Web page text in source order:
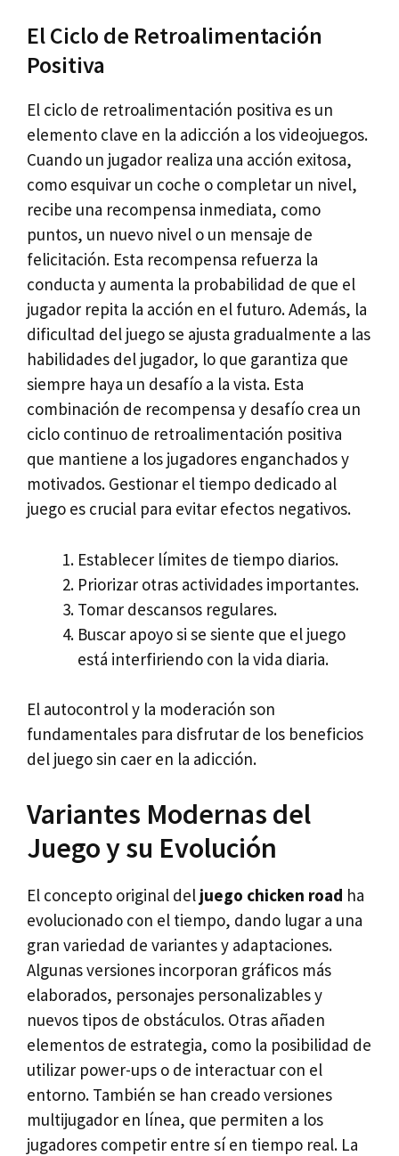
El Ciclo de Retroalimentación
Positiva
El ciclo de retroalimentación positiva es un
elemento clave en la adicción a los videojuegos.
Cuando un jugador realiza una acción exitosa,
como esquivar un coche o completar un nivel,
recibe una recompensa inmediata, como
puntos, un nuevo nivel o un mensaje de
felicitación. Esta recompensa refuerza la
conducta y aumenta la probabilidad de que el
jugador repita la acción en el futuro. Además, la
dificultad del juego se ajusta gradualmente a las
habilidades del jugador, lo que garantiza que
siempre haya un desafío a la vista. Esta
combinación de recompensa y desafío crea un
ciclo continuo de retroalimentación positiva
que mantiene a los jugadores enganchados y
motivados. Gestionar el tiempo dedicado al
juego es crucial para evitar efectos negativos.
Establecer límites de tiempo diarios.
Priorizar otras actividades importantes.
Tomar descansos regulares.
Buscar apoyo si se siente que el juego
está interfiriendo con la vida diaria.
El autocontrol y la moderación son
fundamentales para disfrutar de los beneficios
del juego sin caer en la adicción.
Variantes Modernas del
Juego y su Evolución
El concepto original del juego chicken road ha
evolucionado con el tiempo, dando lugar a una
gran variedad de variantes y adaptaciones.
Algunas versiones incorporan gráficos más
elaborados, personajes personalizables y
nuevos tipos de obstáculos. Otras añaden
elementos de estrategia, como la posibilidad de
utilizar power-ups o de interactuar con el
entorno. También se han creado versiones
multijugador en línea, que permiten a los
jugadores competir entre sí en tiempo real. La